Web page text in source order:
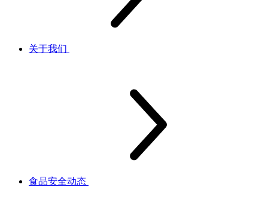
关于我们
食品安全动态